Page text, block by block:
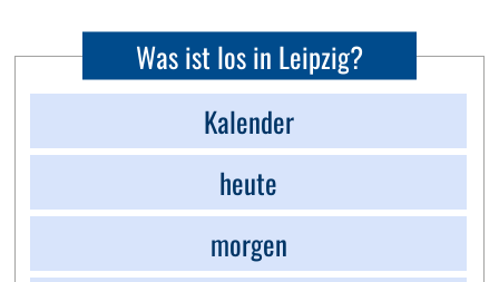
Was ist los in Leipzig?
Kalender
heute
morgen